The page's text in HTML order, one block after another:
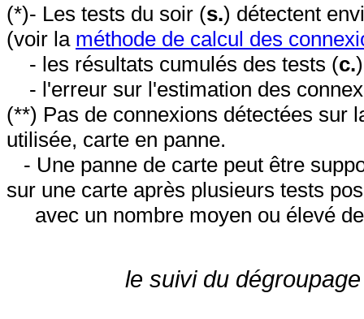
(*)- Les tests du soir (s.) détectent
(voir la méthode de calcul des
- les résultats cumulés des tests (c.
- l'erreur sur l'estimation des
(**) Pas de connexions détectées sur
utilisée, carte en panne.
- Une panne de carte peut être
sur une carte après plusieurs tests
avec un nombre moyen ou élevé
le suivi du